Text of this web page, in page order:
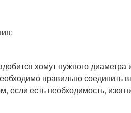
хомут нужного диаметра
правильно соединить
есть необходимость,